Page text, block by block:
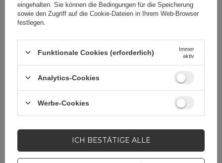
Marke Puro
zuständige Stelle in
Symbol PUCM12W2MTBLK
eingehalten. Sie können die Bedingungen für die Speicherung
sowie den Zugriff auf die Cookie-Dateien in Ihrem Web-Browser
festlegen.
Funktionale Cookies (erforderlich)
Immer
aktiv
Analytics-Cookies
Werbe-Cookies
ICH BESTÄTIGE ALLE